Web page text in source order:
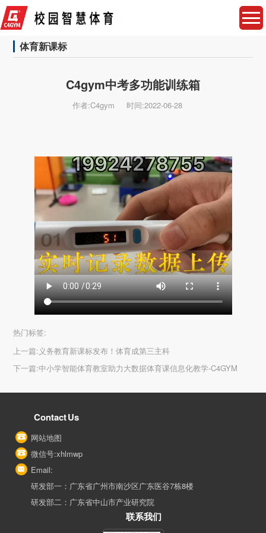
体育新课标
C4gym中考多功能训练箱
作者:C4gym 时间:2022-06-28
热门标签:
上一篇: 义务教育新课标发布！体育成第三主科
下一篇:中小学智能体育教室助力大数据体育课信息化教学-C4GYM
Contact Us
网站地图
微信号:xhlmwp
Email:
研发部一：广东省广州市南沙区广东医谷7栋8楼
研发部二：广东省中山市产业研究院
联系我们